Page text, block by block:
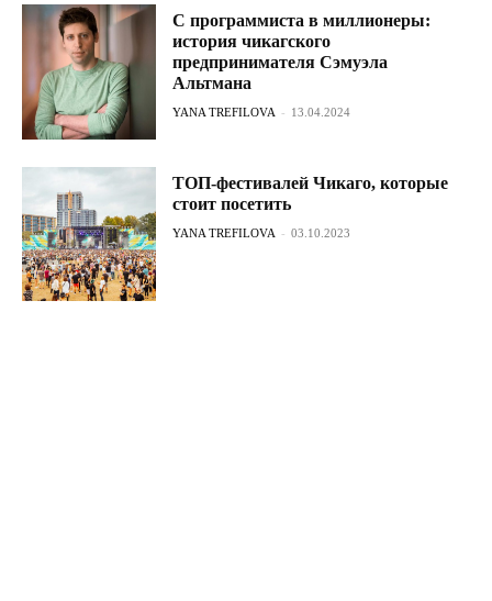
С программиста в миллионеры:
история чикагского
предпринимателя Сэмуэла
Альтмана
YANA TREFILOVA - 13.04.2024
ТОП-фестивалей Чикаго, которые
стоит посетить
YANA TREFILOVA - 03.10.2023